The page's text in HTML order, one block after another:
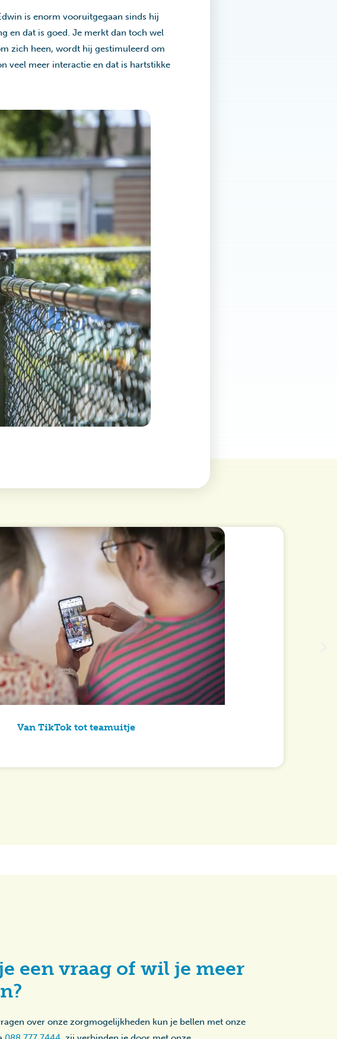
is enorm vooruitgegaan sinds hij
en dat is goed. Je merkt dan toch wel
zich heen, wordt hij gestimuleerd om
veel meer interactie en dat is hartstikke
Van TikTok tot teamuitje
een vraag of wil je meer
over onze zorgmogelijkheden kun je bellen met onze